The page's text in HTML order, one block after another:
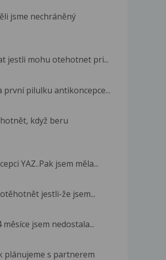
jsme nechráněný
jestli mohu otehotnet pri...
první pilulku antikoncepce...
když beru
YAZ..Pak jsem měla...
jestli-že jsem...
jsem nedostala...
plánujeme s partnerem